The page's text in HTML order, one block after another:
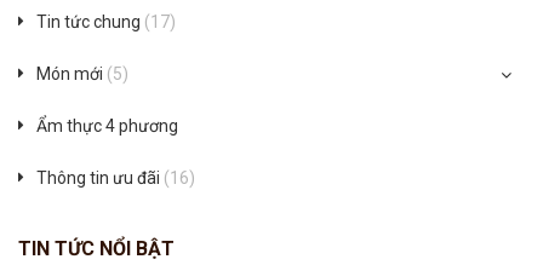
Tin tức chung (17)
Món mới (5)
Ẩm thực 4 phương
Thông tin ưu đãi (16)
TIN TỨC NỔI BẬT